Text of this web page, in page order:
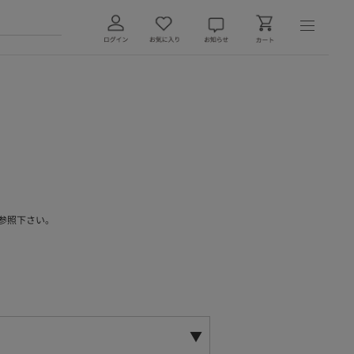
照下さい。